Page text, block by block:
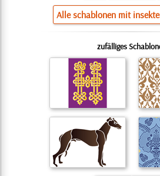
Alle schablonen mit
zufälliges